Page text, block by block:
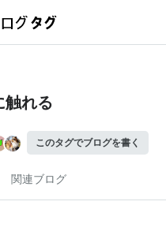
触れる
このタグでブログを書く
関連ブログ